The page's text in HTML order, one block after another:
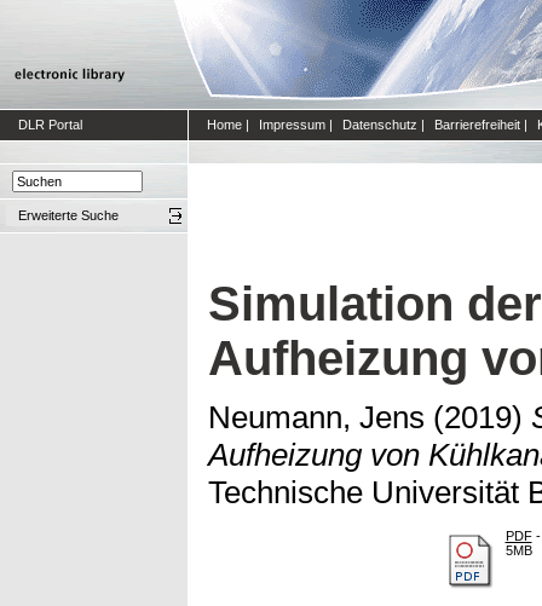
DLR Portal Home | Impressum | Datenschutz | Barrierefreiheit |
Erweiterte Suche
Simulation
Aufheizung
Neumann, Jens (2019)
Aufheizung von
Technische Universität
PDF-
5MB